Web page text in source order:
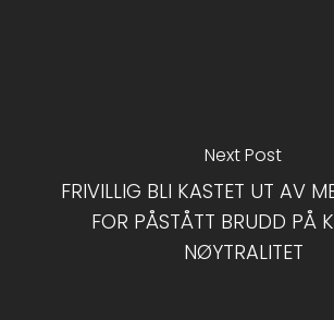
Next Post
FRIVILLIG BLI KASTET UT AV
FOR PÅSTÅTT BRUDD PÅ
NØYTRALITET